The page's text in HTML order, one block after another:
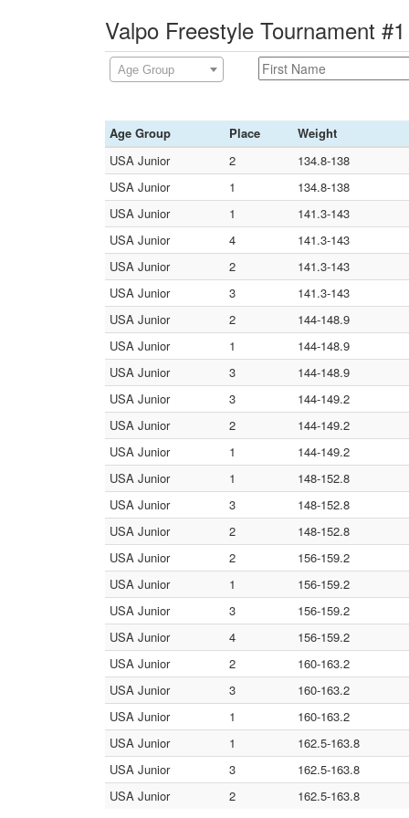
Valpo Freestyle Tournament
Age Group
Age Group Place
Weight
USA Junior
2
134.8-138
USA Junior
1
134.8-138
USA Junior
1
141.3-143
USA Junior
4
141.3-143
USA Junior
2
141.3-143
USA Junior
3
141.3-143
USA Junior
2
144-148.9
USA Junior
1
144-148.9
USA Junior
3
144-148.9
USA Junior
3
144-149.2
USA Junior
2
144-149.2
USA Junior
1
144-149.2
USA Junior
1
148-152.8
USA Junior
3
148-152.8
USA Junior
2
148-152.8
USA Junior
2
156-159.2
USA Junior
1
156-159.2
USA Junior
3
156-159.2
USA Junior
4
156-159.2
USA Junior
2
160-163.2
USA Junior
3
160-163.2
USA Junior
1
160-163.2
USA Junior
1
162.5-163.8
USA Junior
3
162.5-163.8
USA Junior
2 162.5-163.8